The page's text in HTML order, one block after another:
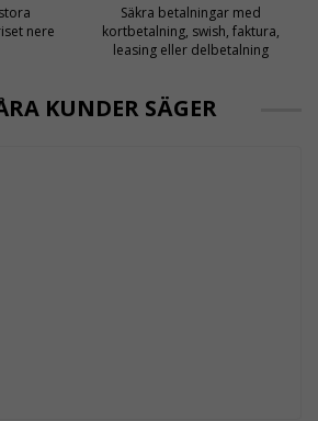
nere
Säkra betalningar med
kortbetalning, swish, faktura,
leasing eller delbetalning
KUNDER SÄGER